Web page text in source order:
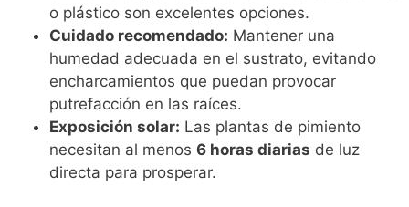
o plástico son excelentes opciones.
Cuidado recomendado: Mantener una
humedad adecuada en el sustrato, evitando
encharcamientos que puedan provocar
putrefacción en las raíces.
Exposición solar: Las plantas de pimiento
necesitan al menos 6 horas diarias de luz
directa para prosperar.